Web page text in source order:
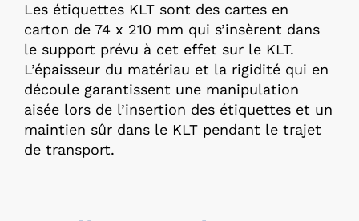
Les étiquettes KLT sont des cartes en
carton de 74 x 210 mm qui s’insèrent dans
le support prévu à cet effet sur le KLT.
L’épaisseur du matériau et la rigidité qui en
découle garantissent une manipulation
aisée lors de l’insertion des étiquettes et un
maintien sûr dans le KLT pendant le trajet
de transport.